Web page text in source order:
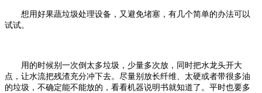
想用好果蔬垃圾处理设备，又避免堵塞，有几个简单的办法可以
试试。
用的时候别一次倒太多垃圾，少量多次放，同时把水龙头开大
点，让水流把残渣充分冲下去。尽量别放长纤维、太硬或者带很多油
的垃圾，不确定能不能放的，看看机器说明书就知道了。平时也要多